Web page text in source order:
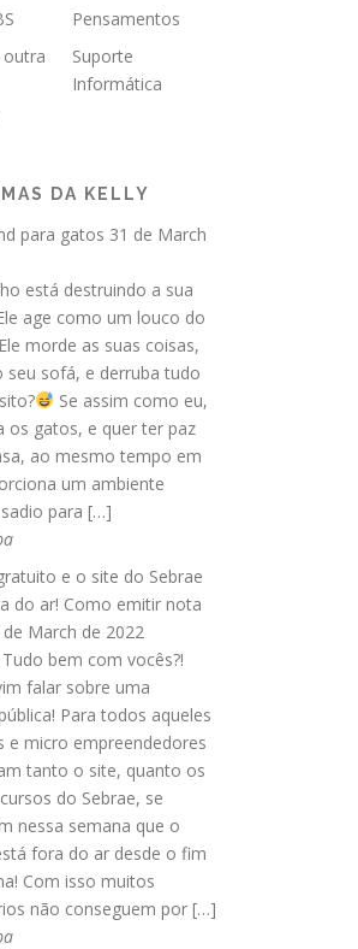
Pensamentos
outra
Suporte
Informática
DA KELLY
para gatos 31 de March
está destruindo a sua
age como um louco do
Ele morde as suas coisas,
seu sofá, e derruba tudo
Se assim como eu,
os gatos, e quer ter paz
ao mesmo tempo em
um ambiente
para […]
e o site do Sebrae
do ar! Como emitir nota
de March de 2022
bem com vocês?!
falar sobre uma
Para todos aqueles
e micro empreendedores
tanto o site, quanto os
do Sebrae, se
nessa semana que o
fora do ar desde o fim
Com isso muitos
não conseguem por […]